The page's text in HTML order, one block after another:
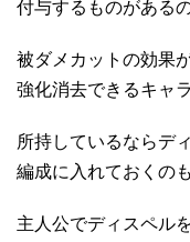
付与するものがある
被ダメカットの効果
強化消去できるキャ
所持しているならデ
編成に入れておくの
主人公でディスペル